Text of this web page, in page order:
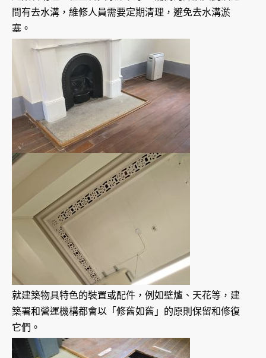
間有去水溝，維修人員需要定期清理，避免去水溝淤
塞。
就建築物具特色的裝置或配件，例如壁爐、天花等，建
築署和營運機構都會以「修舊如舊」的原則保留和修復
它們。